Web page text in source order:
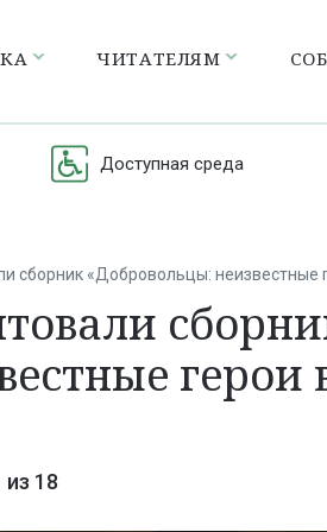
ЧИТАТЕЛЯМ
Доступная среда
сборник «Добровольцы: неизвестные
герои
из 18